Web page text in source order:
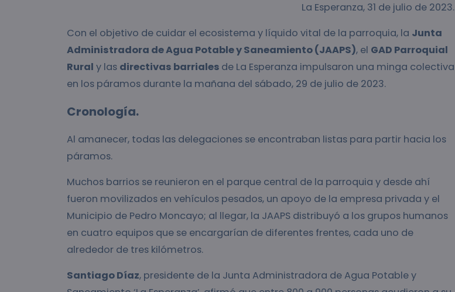
La Esperanza, 31 de julio de 2023.
Con el objetivo de cuidar el ecosistema y líquido vital de la parroquia, la Junta
Administradora de Agua Potable y Saneamiento (JAAPS), el GAD Parroquial
Rural y las directivas barriales de La Esperanza impulsaron una minga colectiva
en los páramos durante la mañana del sábado, 29 de julio de 2023.
Cronología.
Al amanecer, todas las delegaciones se encontraban listas para partir hacia los
páramos.
Muchos barrios se reunieron en el parque central de la parroquia y desde ahí
fueron movilizados en vehículos pesados, un apoyo de la empresa privada y el
Municipio de Pedro Moncayo; al llegar, la JAAPS distribuyó a los grupos humanos
en cuatro equipos que se encargarían de diferentes frentes, cada uno de
alrededor de tres kilómetros.
Santiago Díaz, presidente de la Junta Administradora de Agua Potable y